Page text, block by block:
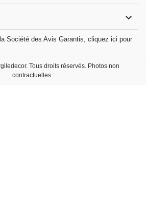

Société des Avis Garantis, cliquez ici pour
Tous droits réservés. Photos non
contractuelles